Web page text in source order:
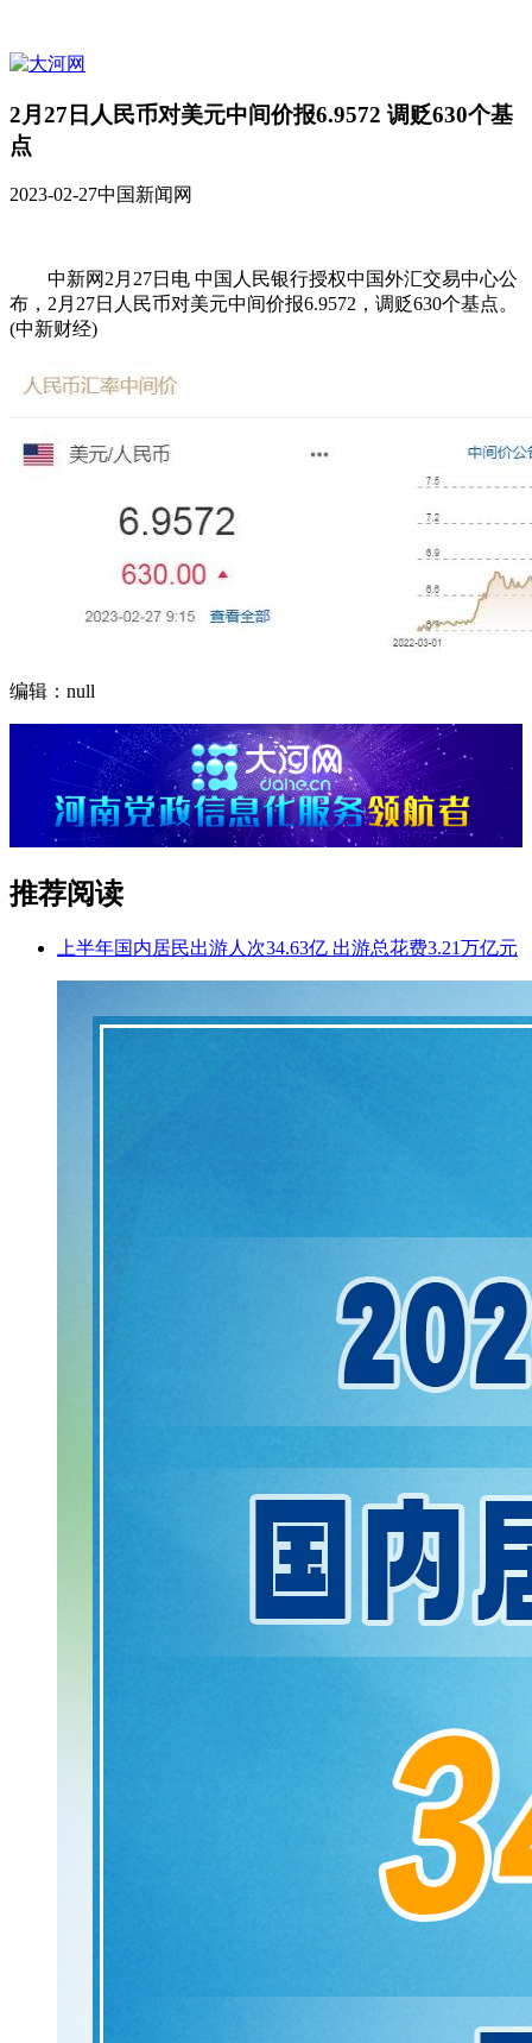
2月27日人民币对美元中间价报6.9572 调贬630个基
点
2023-02-27中国新闻网
中新网2月27日电 中国人民银行授权中国外汇交易中心公
布，2月27日人民币对美元中间价报6.9572，调贬630个基点。
(中新财经)
编辑：null
推荐阅读
上半年国内居民出游人次34.63亿 出游总花费3.21万亿元